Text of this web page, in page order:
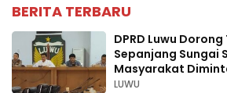
BERITA TERBARU
DPRD Luwu
Sepanjang Sungai
Masyarakat
Aktivitas Ilegal
LUWU